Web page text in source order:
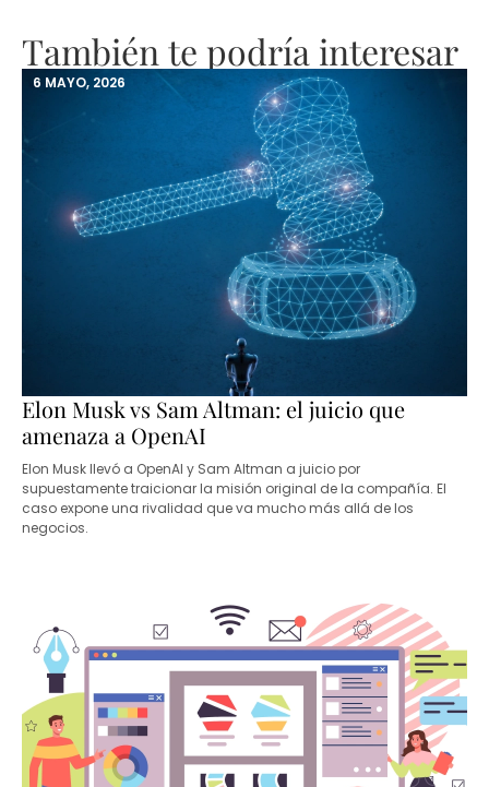
También te podría interesar
6 MAYO, 2026
Elon Musk vs Sam Altman: el juicio que
amenaza a OpenAI
Elon Musk llevó a OpenAI y Sam Altman a juicio por
supuestamente traicionar la misión original de la compañía. El
caso expone una rivalidad que va mucho más allá de los
negocios.